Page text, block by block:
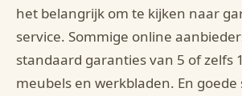
het belangrijk om te kijken naar
service. Sommige online
standaard garanties van 5 of zelfs
meubels en werkbladen. En goede